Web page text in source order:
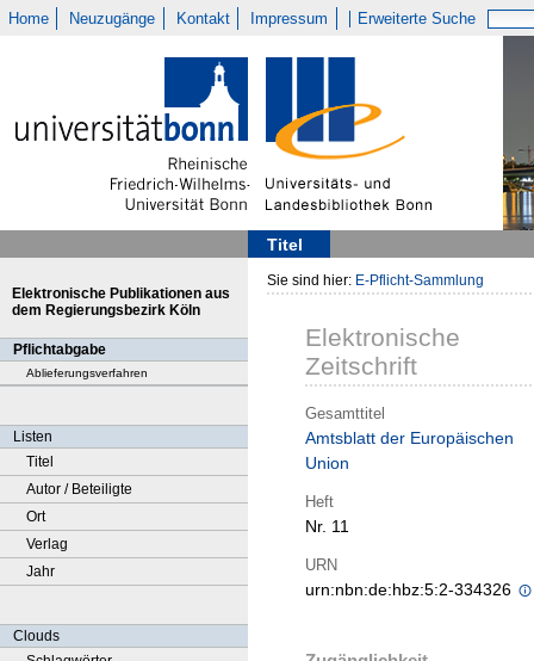
Home Neuzugänge Kontakt Impressum Erweiterte Suche
Titel
Elektronische Publikationen aus
dem Regierungsbezirk Köln
Pflichtabgabe
Ablieferungsverfahren
Listen
Titel
Autor / Beteiligte
Ort
Verlag
Jahr
Clouds
Sie sind hier: E-Pflicht-Sammlung
Elektronische
Zeitschrift
Gesamttitel
Amtsblatt der Europäischen
Union
Heft
Nr. 11
URN
urn:nbn:de:hbz:5:2-334326